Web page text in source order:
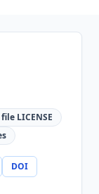
LICENSE
DOI